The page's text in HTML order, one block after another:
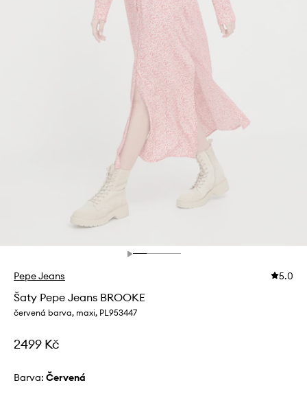
Pepe Jeans 5.0
Šaty Pepe Jeans BROOKE
červená barva, maxi, PL953447
2499 Kč
Barva: červená